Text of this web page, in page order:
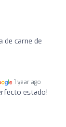
de carne de
1 year ago
estado!